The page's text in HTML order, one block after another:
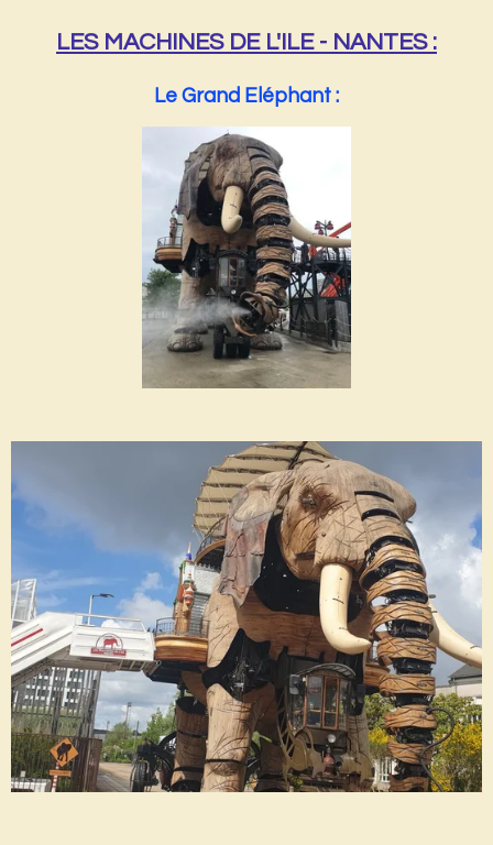
LES MACHINES DE L'ILE - NANTES :
Le Grand Eléphant :